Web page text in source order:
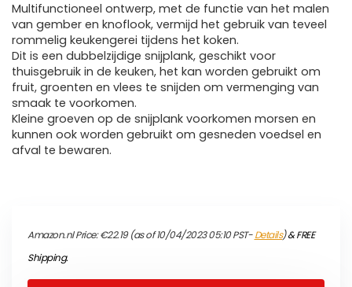
Multifunctioneel ontwerp, met de functie van het malen
van gember en knoflook, vermijd het gebruik van teveel
rommelig keukengerei tijdens het koken.
Dit is een dubbelzijdige snijplank, geschikt voor
thuisgebruik in de keuken, het kan worden gebruikt om
fruit, groenten en vlees te snijden om vermenging van
smaak te voorkomen.
Kleine groeven op de snijplank voorkomen morsen en
kunnen ook worden gebruikt om gesneden voedsel en
afval te bewaren.
Amazon.nl Price:€22.19(as of 10/04/2023 05:10 PST-Details)&FREE
Shipping.